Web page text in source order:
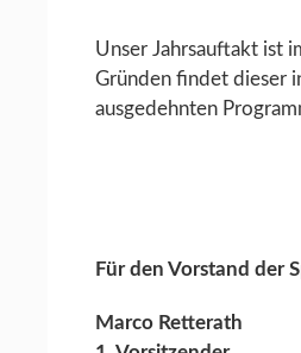
Unser Jahrsauftakt ist
Gründen findet dieser
ausgedehnten
Für den Vorstand der
Marco Retterath